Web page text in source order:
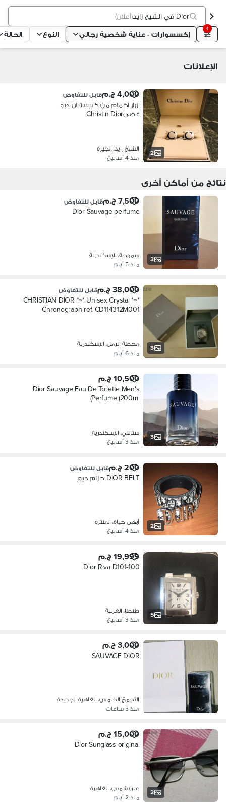
Dior في الشيخ زايد (أعلان)
4
إكسسوارات - عناية شخصية رجالي النوع الحالة
الإعلانات
2
4,000 ج.م قابل للتفاوض
ازرار اكمام من كريستيان ديو
فضىChristin Dior
الشيخ زايد، الجيزة
منذ 4 أسابيع
نتائج من أماكن أخرى
3
7,500 ج.م قابل للتفاوض
Dior Sauvage perfume
سموحة، الإسكندرية
منذ 5 أيام
3
38,000 ج.م قابل للتفاوض
*~* CHRISTIAN DIOR *~* Unisex Crystal
Chronograph ref. CD114312M001
محطة الرمل، الإسكندرية
منذ 6 أيام
3
10,500 ج.م
Dior Sauvage Eau De Toilette Men's
Perfume (200ml)
ستانلي، الإسكندرية
منذ 3 أسابيع
2
200 ج.م قابل للتفاوض
DIOR BELT حزام ديور
أبهى حياة، المنتزه
منذ 4 أسابيع
5
19,999 ج.م
Dior Riva D101-100
طنطا، الغربية
منذ 3 أسابيع
3,000 ج.م
SAUVAGE DIOR
التجمع الخامس، القاهرة الجديدة
منذ 5 ساعات
2
15,000 ج.م
Dior Sunglass original
عين شمس، القاهرة
منذ 2 أيام